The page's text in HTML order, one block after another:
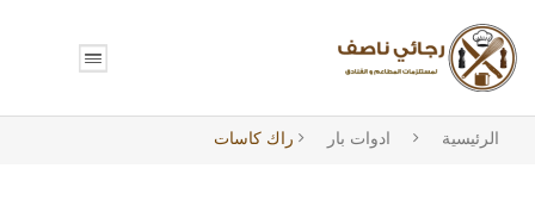
الرئيسية ادوات بار راك كاسات